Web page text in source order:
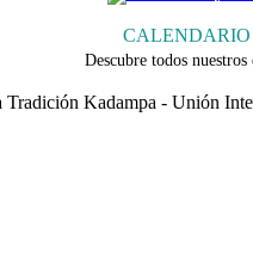
Descubre todos
Kadampa - Unión